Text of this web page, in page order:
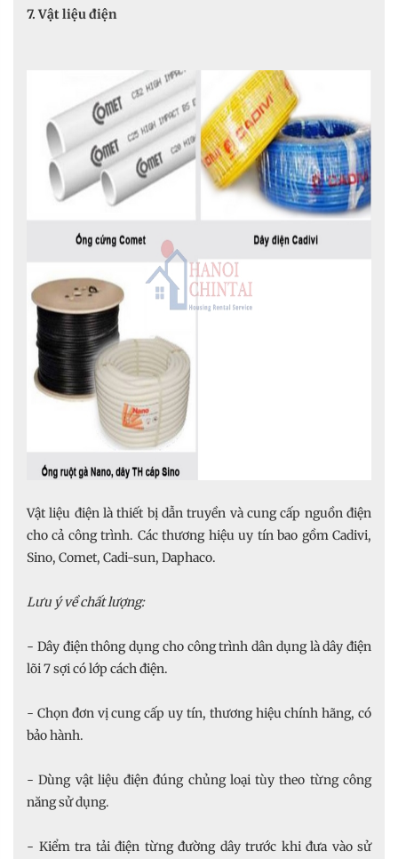
7. Vật liệu điện
Vật liệu điện là thiết bị dẫn truyền và cung cấp nguồn điện
cho cả công trình. Các thương hiệu uy tín bao gồm Cadivi,
Sino, Comet, Cadi-sun, Daphaco.
Lưu ý về chất lượng:
- Dây điện thông dụng cho công trình dân dụng là dây điện
lõi 7 sợi có lớp cách điện.
- Chọn đơn vị cung cấp uy tín, thương hiệu chính hãng, có
bảo hành.
- Dùng vật liệu điện đúng chủng loại tùy theo từng công
năng sử dụng.
- Kiểm tra tải điện từng đường dây trước khi đưa vào sử